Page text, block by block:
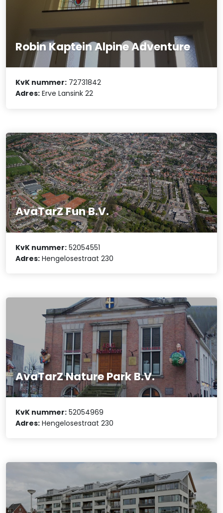
Robin Kaptein Alpine Adventure
KvK nummer: 72731842
Adres: Erve Lansink 22
AvaTarZ Fun B.V.
KvK nummer: 52054551
Adres: Hengelosestraat 230
AvaTarZ Nature Park B.V.
KvK nummer: 52054969
Adres: Hengelosestraat 230